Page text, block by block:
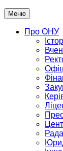
Меню
Про ОНУ